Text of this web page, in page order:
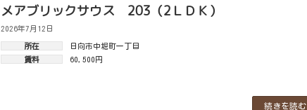
メアブリックサウス 203（2ＬＤＫ）
2026年7月12日
続きを読む
所在
日向市中堀町一丁目
賃料
60,500円